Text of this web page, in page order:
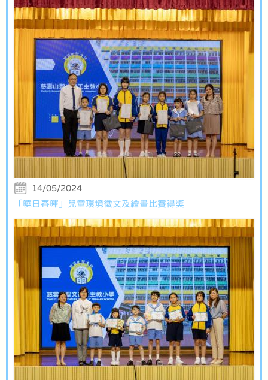
14/05/2024
「曉日春暉」兒童環境徵文及繪畫比賽得獎